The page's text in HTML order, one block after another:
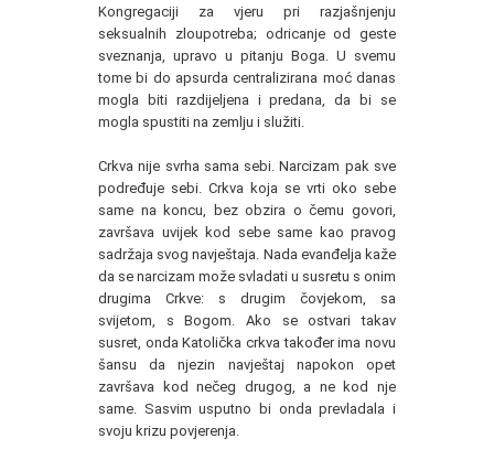
Kongregaciji za vjeru pri razjašnjenju
seksualnih zloupotreba; odricanje od geste
sveznanja, upravo u pitanju Boga. U svemu
tome bi do apsurda centralizirana moć danas
mogla biti razdijeljena i predana, da bi se
mogla spustiti na zemlju i služiti.
Crkva nije svrha sama sebi. Narcizam pak sve
podređuje sebi. Crkva koja se vrti oko sebe
same na koncu, bez obzira o čemu govori,
završava uvijek kod sebe same kao pravog
sadržaja svog navještaja. Nada evanđelja kaže
da se narcizam može svladati u susretu s onim
drugima Crkve: s drugim čovjekom, sa
svijetom, s Bogom. Ako se ostvari takav
susret, onda Katolička crkva također ima novu
šansu da njezin navještaj napokon opet
završava kod nečeg drugog, a ne kod nje
same. Sasvim usputno bi onda prevladala i
svoju krizu povjerenja.